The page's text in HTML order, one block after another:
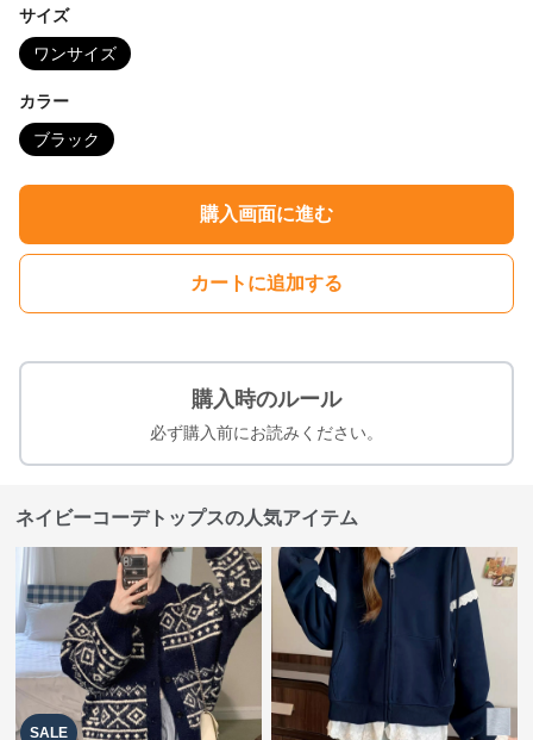
サイズ
ワンサイズ
カラー
ブラック
購入画面に進む
カートに追加する
購入時のルール
必ず購入前にお読みください。
ネイビーコーデトップスの人気アイテム
SALE